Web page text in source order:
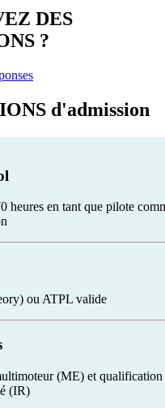
DES
?
d'admission
heures en tant que pilote
ou ATPL valide
(ME) et qualification
(IR)